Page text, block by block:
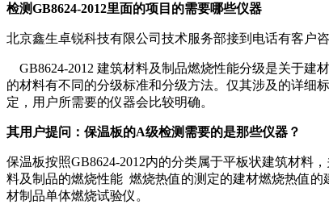
检测GB8624-2012里面的项目的需要哪些仪器
北京鑫生卓锐科技有限公司技术服务部接到电话有客户咨
GB8624-2012 建筑材料及制品燃烧性能分级是关于建
的材料有不同的分级标准和分级方法。仅其涉及的详细
定，用户所需要的仪器会比较明确。
其用户提问：保温板的A级检测需要的是那些仪器？
保温板按照GB8624-2012内的分类属于平板状建筑材料
料及制品的燃烧性能 燃烧热值的测定的建材燃烧热值的
材制品单体燃烧试验仪。